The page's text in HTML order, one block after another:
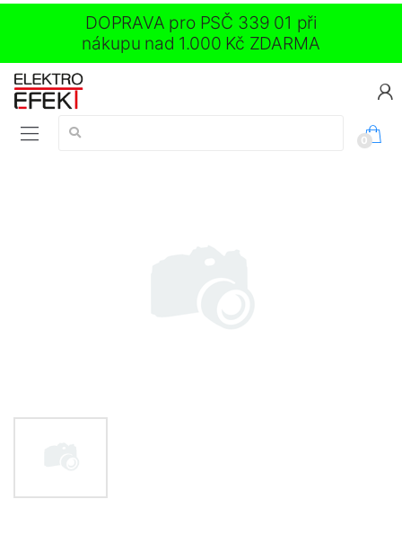
DOPRAVA pro PSČ 339 01 při
nákupu nad 1.000 Kč ZDARMA
Vyhledávání:
0